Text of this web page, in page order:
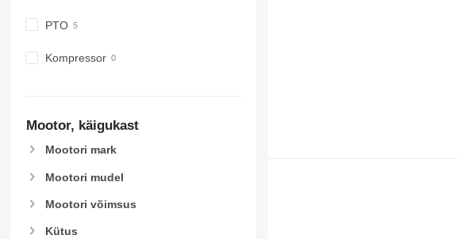
PTO
Kompressor
Mootor, käigukast
Mootori mark
Mootori mudel
Mootori võimsus
Kütus